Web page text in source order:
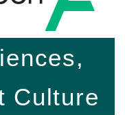
Culture